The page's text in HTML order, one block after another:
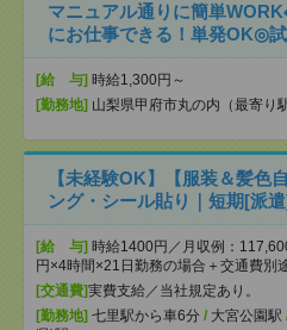
マニュアル通りに簡単
にお仕事できる！単発OK◎
[給 与] 時給1,300円～
[勤務地] 山梨県甲府市丸の内（最寄り
【未経験OK】【服装＆髪色
ング・シール貼り｜短期[派
[給 与] 時給1400円／月収例：
円×4時間×21日勤務の場合＋交通費別
[交通費]実費支給／当社規定あり。
[勤務地] 七里駅から車6分 / 大宮公園駅